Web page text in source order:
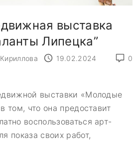
выставка
Липецка”
0
19.02.2024
выставки «Молодые
том, что она предоставит
воспользоваться арт-
показа своих работ,